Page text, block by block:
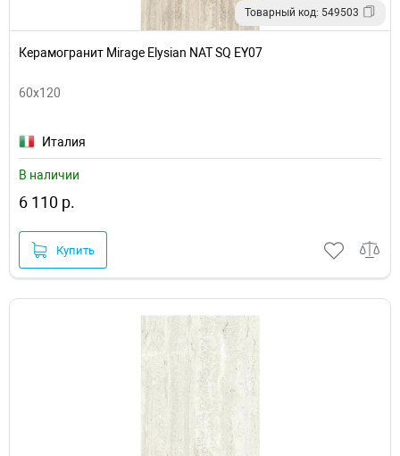
Товарный код: 549503
Керамогранит Mirage Elysian NAT SQ EY07
60x120
Италия
В наличии
6 110 р.
Купить